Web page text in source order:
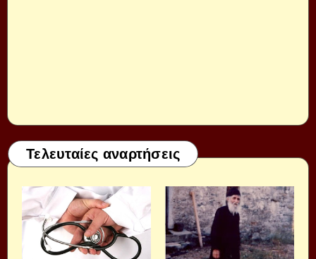
Τελευταίες αναρτήσεις